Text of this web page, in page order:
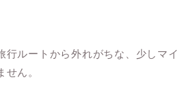
行ルートから外れがちな、少しマイ
ん。